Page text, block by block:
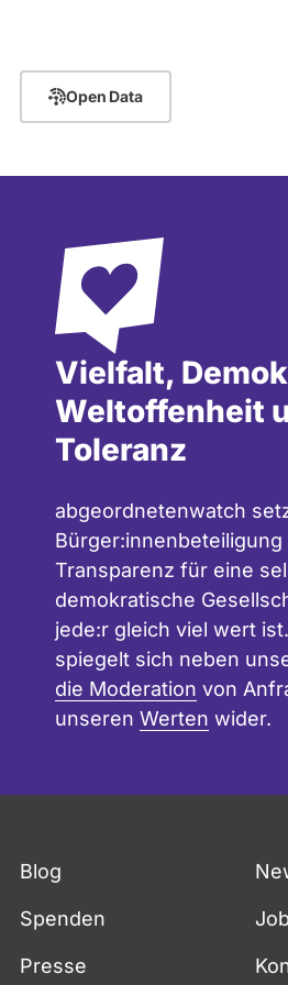
werden.
Open Data
Vielfalt,
Weltoffenheit
Toleranz
abgeordnetenwatch
Bürger:innenbeteiligung
Transparenz für eine
demokratische
jede:r gleich viel wert
spiegelt sich neben
die Moderation von
unseren Werten wider.
Blog
Spenden
Presse